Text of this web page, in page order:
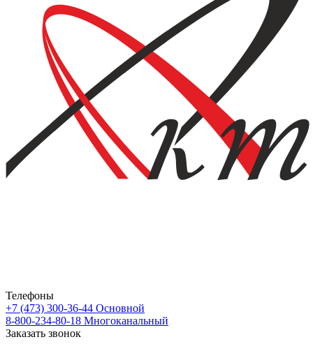
Телефоны
+7 (473) 300-36-44 Основной
8-800-234-80-18 Многоканальный
Заказать звонок